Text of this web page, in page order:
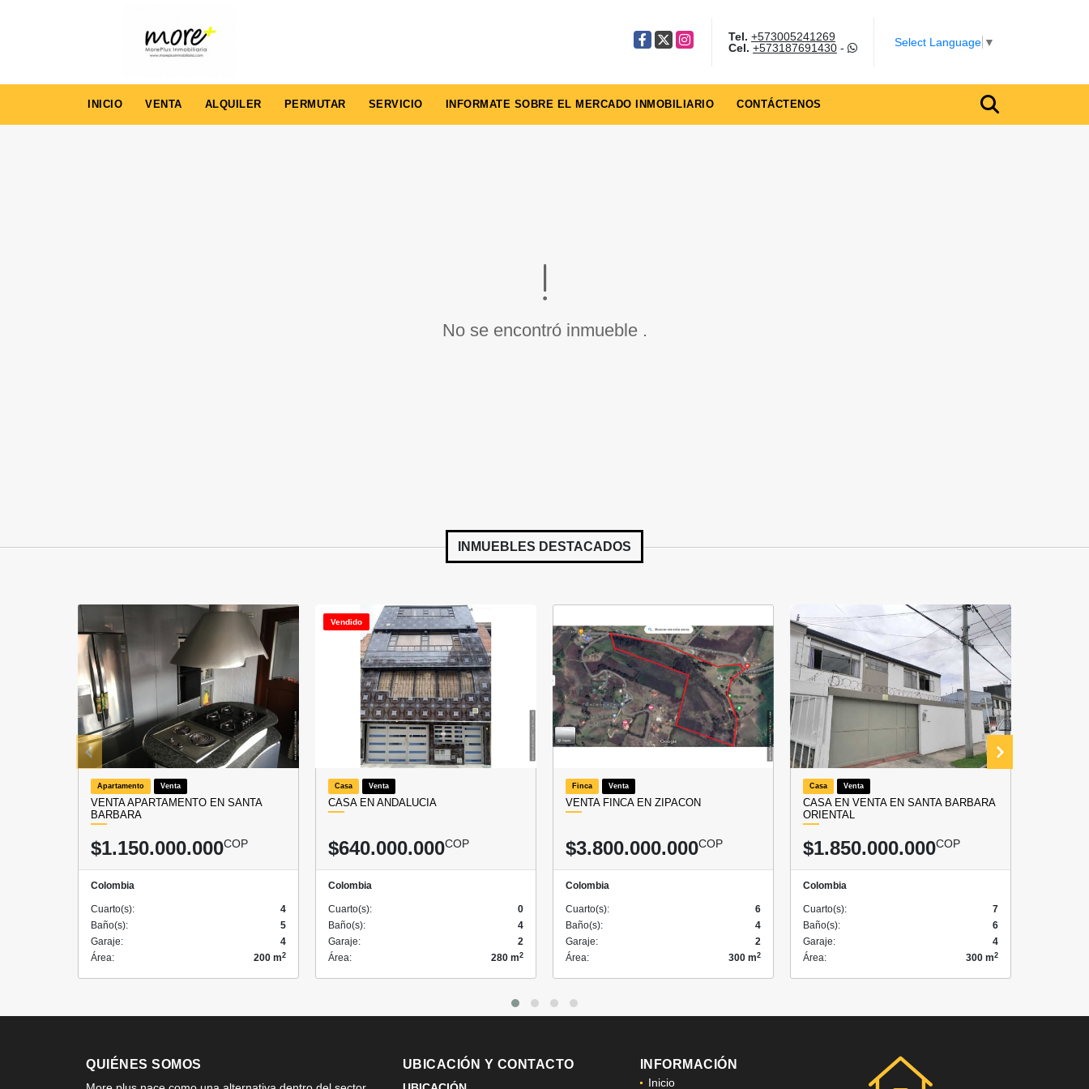
Facebook
X Instagram Tel. +573005241269
Cel. +573187691430- Select Language ▼
INICIO VENTA ALQUILER PERMUTAR SERVICIO INFORMATE SOBRE EL MERCADO INMOBILIARIO CONTÁCTENOS
No se encontró inmueble .
INMUEBLES DESTACADOS
Apartamento Venta
VENTA APARTAMENTO EN SANTA
BARBARA
$1.150.000.000COP
Colombia
Cuarto(s):
4
Baño(s):
5
Garaje:
4
Área:
200 m2
Vendido
Casa Venta
CASA EN ANDALUCIA
$640.000.000COP
Colombia
Cuarto(s):
0
Baño(s):
4
Garaje:
2
Área:
280 m2
Finca Venta
VENTA FINCA EN ZIPACON
$3.800.000.000COP
Colombia
Cuarto(s):
6
Baño(s):
4
Garaje:
2
Área:
300 m2
Casa Venta
CASA EN VENTA EN SANTA BARBARA
ORIENTAL
$1.850.000.000COP
Colombia
Cuarto(s):
7
Baño(s):
6
Garaje:
4
Área:
300 m2
QUIÉNES SOMOS UBICACIÓN Y CONTACTO INFORMACIÓN
Inicio